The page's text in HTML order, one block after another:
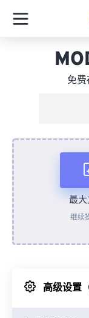
免费
最
继续
高级设置